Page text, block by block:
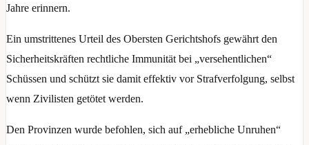
Jahre erinnern.
Ein umstrittenes Urteil des Obersten Gerichtshofs gewährt den
Sicherheitskräften rechtliche Immunität bei „versehentlichen“
Schüssen und schützt sie damit effektiv vor Strafverfolgung, selbst
wenn Zivilisten getötet werden.
Den Provinzen wurde befohlen, sich auf „erhebliche Unruhen“